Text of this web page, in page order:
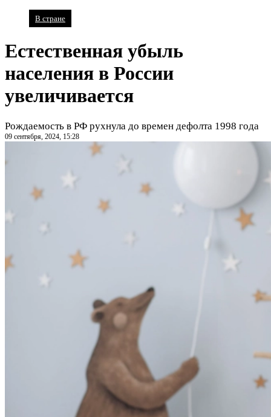
В стране
Естественная убыль
населения в России
увеличивается
Рождаемость в РФ рухнула до времен дефолта 1998 года
09 сентября, 2024, 15:28